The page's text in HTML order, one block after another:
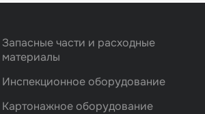
Запасные части и расходные
материалы
Инспекционное оборудование
Картонажное оборудование